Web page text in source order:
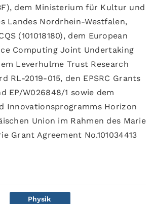
dem Ministerium für Kultur und
Landes Nordrhein-Westfalen,
(101018180), dem European
Computing Joint Undertaking
Leverhulme Trust Research
RL-2019-015, den EPSRC Grants
EP/W026848/1 sowie dem
Innovationsprogramms Horizon
Union im Rahmen des Marie
Grant Agreement No.101034413
Physik